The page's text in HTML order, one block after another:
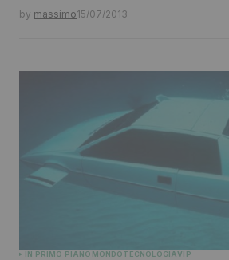
by massimo15/07/2013
IN PRIMO PIANO MONDOTECNOLOGIAVIP